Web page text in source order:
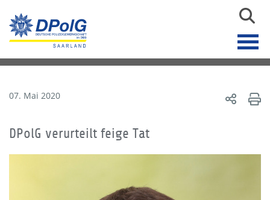
07. Mai 2020
DPolG verurteilt feige Tat